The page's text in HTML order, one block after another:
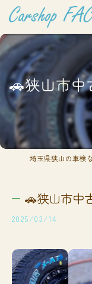
🚗狭山市中
🚗狭山市中
2025/03/14